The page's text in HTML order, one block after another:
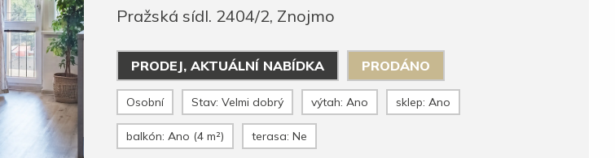
Pražská sídl. 2404/2, Znojmo
PRODEJ, AKTUÁLNÍ NABÍDKA PRODÁNO
Osobní Stav: Velmi dobrý výtah: Ano sklep: Ano
balkón: Ano (4 m²) terasa: Ne